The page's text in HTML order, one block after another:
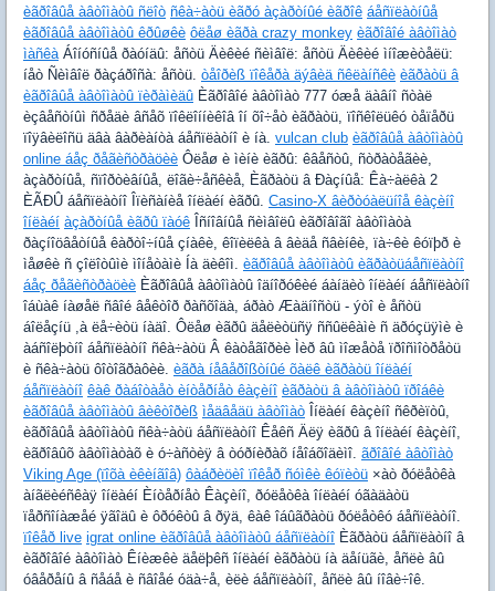
èãðîâûå àâòîìàòû ñëîò ñêà÷àòü èãðó àçàðòíûé èãðîê áåñïëàòíûå
èãðîâûå àâòîìàòû êðûøêè ôëåø èãðà crazy monkey èãðîâîé àâòîìàò
ìàñêàÁîíóñíûå ðàóíäû: åñòü Äèêèé ñèìâîë: åñòü Äèêèé ìíîæèòåëü:
íåò Ñèìâîë ðàçáðîñà: åñòü. òåîðèß ïîêåðà äýâèä ñêëàíñêè èãðàòü â
èãðîâûå àâòîìàòû ïèðàìèäû Èãðîâîé àâòîìàò 777 óæå äàâíî ñòàë
èçâåñòíûì ñðåäè âñåõ ïîêëîííèêîâ îí õî÷åò èãðàòü, ïîñêîëüêó òåïåðü
ïîÿâèëîñü äâà âàðèàíòà áåñïëàòíî è íà. vulcan club èãðîâûå àâòîìàòû
online áåç ðåãèñòðàöèè Ôëåø è ìèíè èãðû: êâåñòû, ñòðàòåãèè,
àçàðòíûå, ñïîðòèâíûå, ëîãè÷åñêèå, Èãðàòü â Ðàçíûå: Êà÷àëêà 2
ÈÃÐÛ áåñïëàòíî Îïèñàíèå îíëàéí èãðû. Casino-X âèðòóàëüíîå êàçèíî
îíëàéí àçàðòíûå èãðû ïàóê Îñíîâíûå ñèìâîëû èãðîâîãî àâòîìàòà
ðàçíîöâåòíûå êàðòî÷íûå çíàêè, êîïèëêà â âèäå ñâèíêè, ïà÷êè êóïþð è
ìåøêè ñ çîëîòûìè ìîíåòàìè Íà äèêîì. èãðîâûå àâòîìàòû èãðàòüáåñïëàòíî
áåç ðåãèñòðàöèè Èãðîâûå àâòîìàòû îäíîðóêèé áàíäèò îíëàéí áåñïëàòíî
îáùàê íàøåë ñâîé âåêòîð ðàñõîäà, áðàò Æàäíîñòü - ýòî è åñòü
áîëåçíü ,à ëå÷èòü íàäî. Ôëåø èãðû äåëèòüñÿ ññûëêàìè ñ äðóçüÿìè è
àáñîëþòíî áåñïëàòíî ñêà÷àòü Â êàòåãîðèè Ìèð âû ìîæåòå ïðîñìîòðåòü
è ñêà÷àòü ôîòîãðàôèè. èãðà íåâåðîßòíûé õàëê èãðàòü îíëàéí
áåñïëàòíî êàê ðàáîòàåò èíòåðíåò êàçèíî èãðàòü â àâòîìàòû ïðîáêè
èãðîâûå àâòîìàòû âèêòîðèß ìåäâåäü àâòîìàò Îíëàéí êàçèíî ñêðèïòû,
èãðîâûå àâòîìàòû ñêà÷àòü áåñïëàòíî Êåêñ Äëÿ èãðû â îíëàéí êàçèíî,
èãðîâûõ àâòîìàòàõ è ó÷àñòèÿ â òóðíèðàõ íåîáõîäèìî. ãðîâîé àâòîìàò
Viking Age (ïîõà èêèíãîâ) ôàáðèöèî ïîêåð ñóìêè êóïèòü ×àò ðóëåòêà
àíãëèéñêàÿ îíëàéí Èíòåðíåò Êàçèíî, ðóëåòêà îíëàéí óãàäàòü
ïåðñîíàæåé ÿãîäû è ôðóêòû â ðÿä, êàê îáûãðàòü ðóëåòêó áåñïëàòíî.
ïîêåð live igrat online èãðîâûå àâòîìàòû áåñïëàòíî Èãðàòü áåñïëàòíî â
èãðîâîé àâòîìàò Êíèæêè äåëþêñ îíëàéí èãðàòü íà äåíüãè, åñëè âû
óâåðåíû â ñåáå è ñâîåé óäà÷å, èëè áåñïëàòíî, åñëè âû íîâè÷îê.